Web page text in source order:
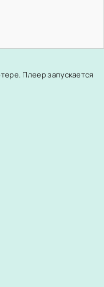
Плеер запускается